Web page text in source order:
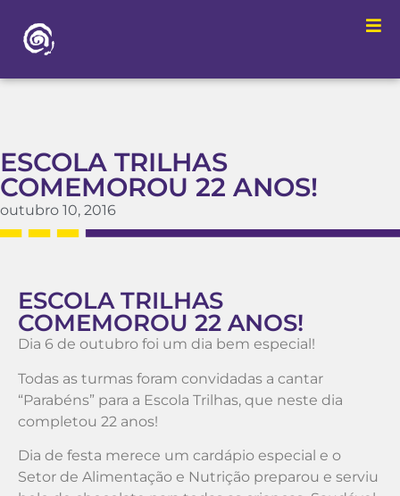
ESCOLA TRILHAS
COMEMOROU 22 ANOS!
outubro 10, 2016
ESCOLA TRILHAS
COMEMOROU 22 ANOS!
Dia 6 de outubro foi um dia bem especial!
Todas as turmas foram convidadas a cantar
“Parabéns” para a Escola Trilhas, que neste dia
completou 22 anos!
Dia de festa merece um cardápio especial e o
Setor de Alimentação e Nutrição preparou e serviu